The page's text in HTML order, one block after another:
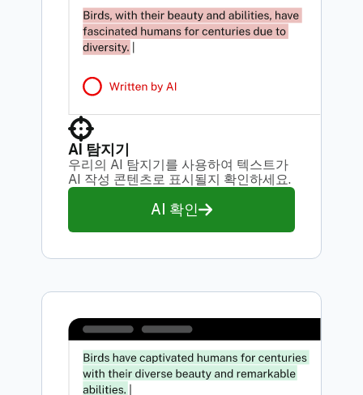
AI 탐지기
우리의 AI 탐지기를 사용하여 텍스트가
AI 작성 콘텐츠로 표시될지 확인하세요.
AI 확인